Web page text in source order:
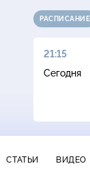
РАСПИСАНИЕ
21:15
Сегодня
СТАТЬИ ВИДЕО